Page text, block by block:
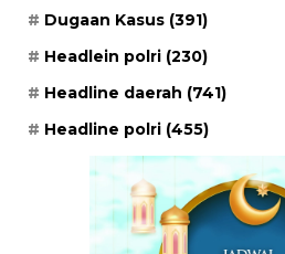
Dugaan Kasus (391)
Headlein polri (230)
Headline daerah (741)
Headline polri (455)